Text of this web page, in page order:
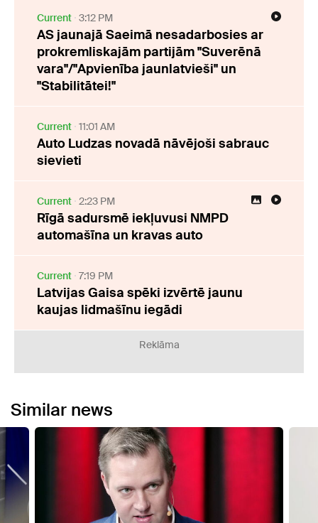
Current 3:12 PM
AS jaunajā Saeimā nesadarbosies ar
prokremliskajām partijām "Suverēnā
vara"/"Apvienība jaunlatvieši" un
"Stabilitātei!"
Current 11:01 AM
Auto Ludzas novadā nāvējoši sabrauc
sievieti
Current 2:23 PM
Rīgā sadursmē iekļuvusi NMPD
automašīna un kravas auto
Current 7:19 PM
Latvijas Gaisa spēki izvērtē jaunu
kaujas lidmašīnu iegādi
Reklāma
Similar news